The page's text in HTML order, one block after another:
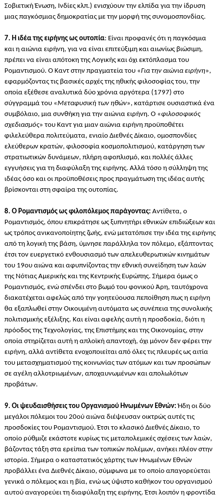
Σοβιετική Ένωση, Ινδίες κλπ.) ενισχύουν την ελπίδα για την ίδρυση
μιας παγκόσμιας δημοκρατίας με την μορφή της συνομοσπονδίας.
7. Η ιδέα της ειρήνης ως ουτοπία: Είναι προφανές ότι η παγκόσμια
και η αιώνια ειρήνη, για να είναι επιτεύξιμη και αιωνίως βιώσιμη,
πρέπει να είναι απότοκη της Λογικής και όχι εκτόπλασμα του
Ρομαντισμού. Ο Καντ στην πραγματεία του «Για την αιώνια ειρήνη»,
εφαρμόζοντας τις βασικές αρχές της ηθικής φιλοσοφίας του, την
οποία εξέθεσε αναλυτικά δύο χρόνια αργότερα (1797) στο
σύγγραμμά του «Μεταφυσική των ηθών», κατάρτισε ουσιαστικά ένα
συμβόλαιο, μια συνθήκη για την αιώνια ειρήνη. Ο «φιλοσοφικός
σχεδιασμός» του Καντ για μιαν αιώνια ειρήνη προϋποθέτει
φιλελεύθερα πολιτεύματα, ενιαίο Διεθνές Δίκαιο, ομοσπονδίες
ελεύθερων κρατών, φιλοσοφία κοσμοπολιτισμού, κατάργηση των
στρατιωτικών δυνάμεων, πλήρη αφοπλισμό, και πολλές άλλες
εγγυήσεις για τη διαφύλαξη της ειρήνης. Αλλά τόσο η σύλληψη της
ιδέας όσο και οι προϋποθέσεις προς πραγμάτωση της ιδέας αυτής
βρίσκονται στη σφαίρα της ουτοπίας.
8. Ο Ρομαντισμός ως φιλοπόλεμος παράγοντας: Αντίθετα, ο
Ρομαντισμός, όπου επικράτησε ως ξυπνητήρι εθνικών επιδιώξεων και
ως τρόπος ανικανοποίητης ζωής, ενώ μετατόπισε την ιδέα της ειρήνης
από τη λογική της βάση, ύμνησε παράλληλα τον πόλεμο, εξάπτοντας
έτσι τον ευεργετικό ενθουσιασμό των απελευθερωτικών κινημάτων
του 19ου αιώνα και αφυπνίζοντας την εθνική συνείδηση των λαών
της Νότιας Αμερικής και της Κεντρικής Ευρώπης. Σήμερα όμως ο
Ρομαντισμός, ενώ σπένδει στο βωμό του φονικού Άρη, ταυτόχρονα
διακατέχεται αφελώς από την γοητεύουσα πεποίθηση πως η ειρήνη
θα εξαπλωθεί στην Οικουμένη αυτόματα ως συνέπεια της συνολικής
πολιτισμικής εξέλιξης. Και είναι αφελής αυτή η προσδοκία, διότι η
πρόοδος της Τεχνολογίας, της Επιστήμης και της Οικονομίας, στην
οποία στηρίζεται αυτή η απλοϊκή απαντοχή, όχι μόνον δεν φέρει την
ειρήνη, αλλά αντίθετα ενοχοποιείται από όλες τις πλευρές ως αιτία
του μετασχηματισμού της κοινωνίας των ατόμων και των προσώπων
σε αγέλη αλλοτριωμένων, αποχαυνωμένων και απολωλότων
προβάτων.
9. Οι ψευδαισθήσεις του Οργανισμού Ηνωμένων Εθνών: Ήδη οι δύο
μεγάλοι πόλεμοι του 20ού αιώνα διέψευσαν οικτρώς αυτές τις
προσδοκίες του Ρομαντισμού. Έτσι το κλασικό Διεθνές Δίκαιο, το
οποίο ρύθμιζε εκάστοτε κυρίως τις μεταπολεμικές σχέσεις των λαών,
βάζοντας τάξη στα ερείπια των τοπικών πολέμων, ανήκει πλέον στην
ιστορία. Σήμερα ο καταστατικός χάρτης των Ηνωμένων Εθνών
προβάλλει ένα Διεθνές Δίκαιο, σύμφωνα με το οποίο απαγορεύεται
γενικά ο πόλεμος και η βία, ενώ ως ύψιστο καθήκον του οργανισμού
αυτού αναγορεύει τη διαφύλαξη της ειρήνης. Έτσι λοιπόν η φροντίδα